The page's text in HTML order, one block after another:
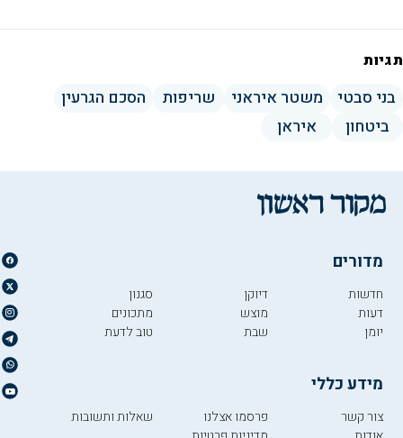
תגיות
בני סבטי משטר איראני שריפות
הסכם הגרעין
ביטחון
איראן
מדורים
חדשות
דעות
יומן
דיוקן
מוצש
שבת
סגנון
מתכונים
טוב לדעת
מידע כללי
צור קשר
פרסמו אצלנו
שאלות ותשובות